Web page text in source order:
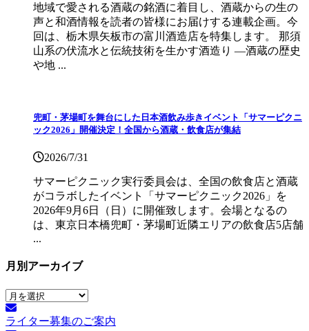
地域で愛される酒蔵の銘酒に着目し、酒蔵からの生の
声と和酒情報を読者の皆様にお届けする連載企画。今
回は、栃木県矢板市の富川酒造店を特集します。 那須
山系の伏流水と伝統技術を生かす酒造り ―酒蔵の歴史
や地 ...
兜町・茅場町を舞台にした日本酒飲み歩きイベント「サマーピクニ
ック2026」開催決定！全国から酒蔵・飲食店が集結
2026/7/31
サマーピクニック実⾏委員会は、全国の飲⾷店と酒蔵
がコラボしたイベント「サマーピクニック2026」を
2026年9月6日（日）に開催致します。会場となるの
は、東京日本橋兜町・茅場町近隣エリアの飲食店5店舗
...
月別アーカイブ
月
別
ア
ライター募集のご案内